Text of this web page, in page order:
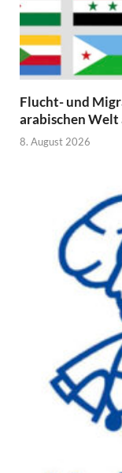
Flucht- und
arabischen
8. August 2026